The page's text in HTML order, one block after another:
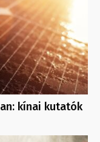
kínai kutatók